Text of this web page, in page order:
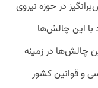
در حوزه نیروی
با این چالش‌ها
چالش‌ها در زمینه
و قوانین کشور